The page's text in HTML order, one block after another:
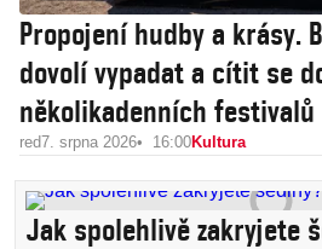
Propojení hudby a krásy.
dovolí vypadat a cítit se
několikadenních festivalů
red7. srpna 2026 16:00Kultura
Jak spolehlivě zakryjete